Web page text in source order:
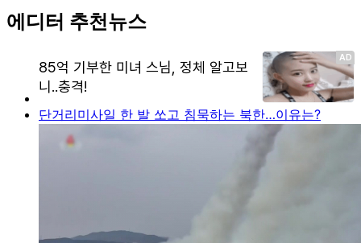
에디터 추천뉴스
단거리미사일 한 발 쏘고 침묵하는 북한…이유는?